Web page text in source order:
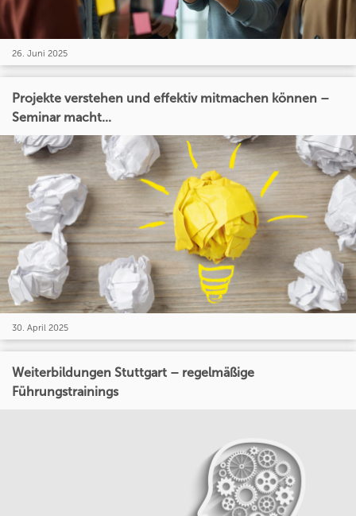
26. Juni 2025
Projekte verstehen und effektiv mitmachen können –
Seminar macht...
30. April 2025
Weiterbildungen Stuttgart – regelmäßige
Führungstrainings